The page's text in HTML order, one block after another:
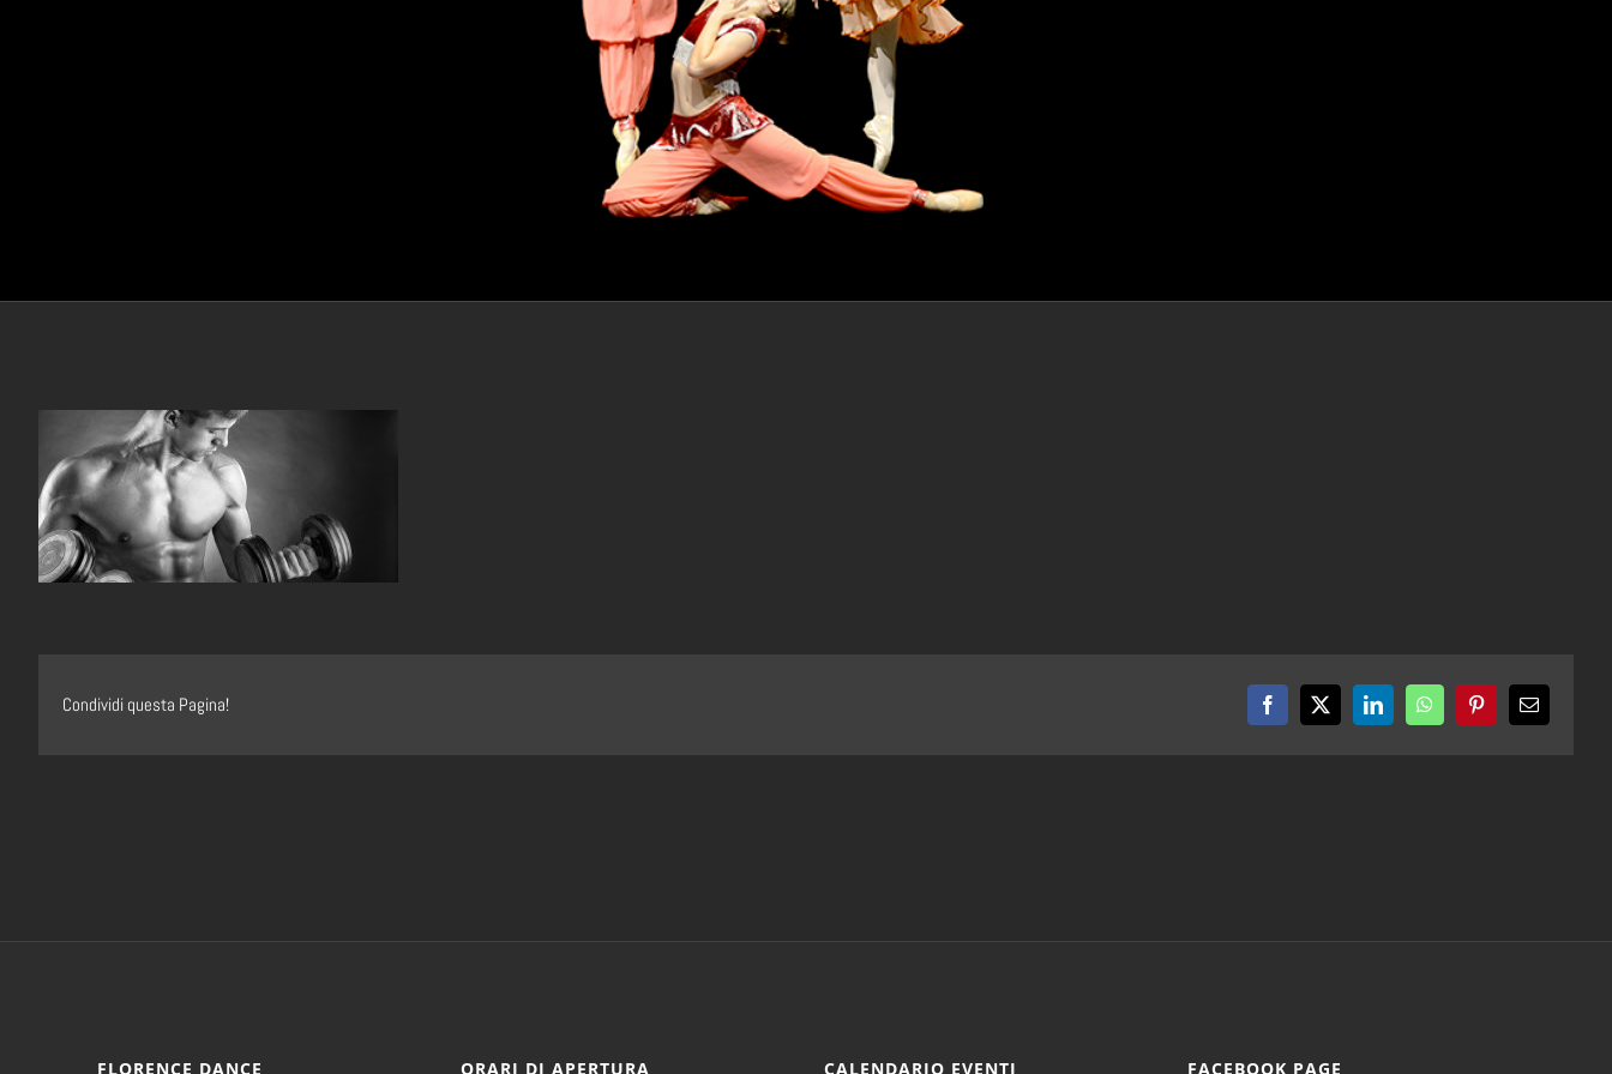
Condividi questa Pagina! Facebook
X LinkedInWhatsAppPinterestEmail
FLORENCE DANCE ORARI DI APERTURA CALENDARIO EVENTI FACEBOOK PAGE